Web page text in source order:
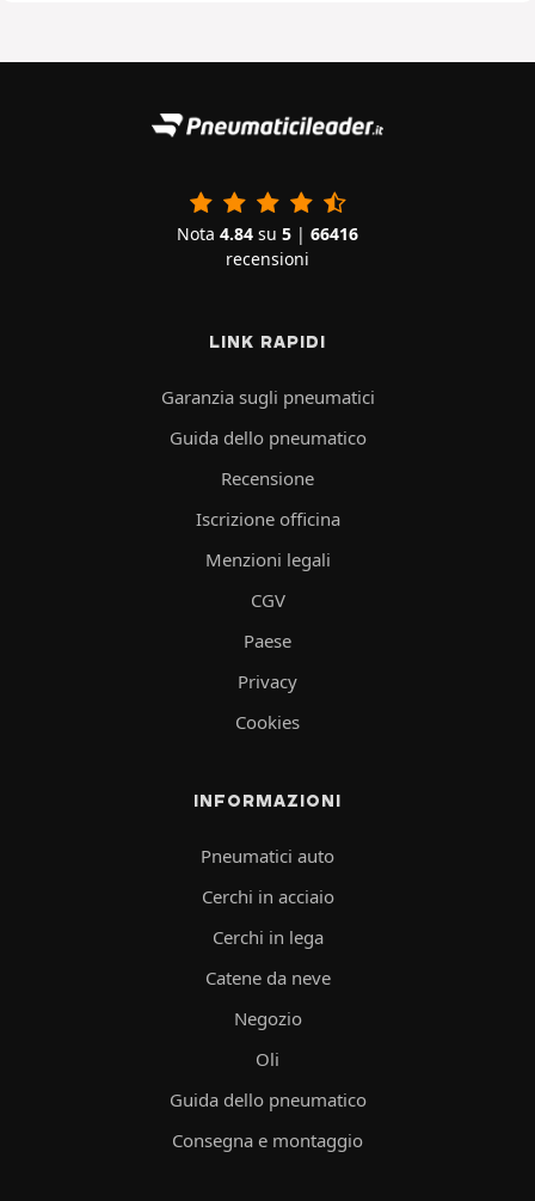
Nota 4.84 su 5 | 66416
recensioni
LINK RAPIDI
Garanzia sugli pneumatici
Guida dello pneumatico
Recensione
Iscrizione officina
Menzioni legali
CGV
Paese
Privacy
Cookies
INFORMAZIONI
Pneumatici auto
Cerchi in acciaio
Cerchi in lega
Catene da neve
Negozio
Oli
Guida dello pneumatico
Consegna e montaggio